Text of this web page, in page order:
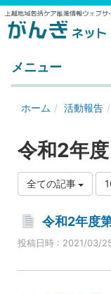
メニュー
ホーム 活動報告
令和2年
全ての記事
令和2年度
投稿日時 : 2021/03/